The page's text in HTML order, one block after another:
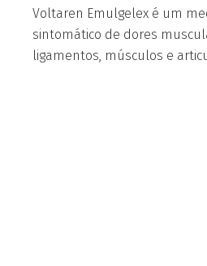
Voltaren Emulgelex é um
sintomático de dores
ligamentos, músculos e